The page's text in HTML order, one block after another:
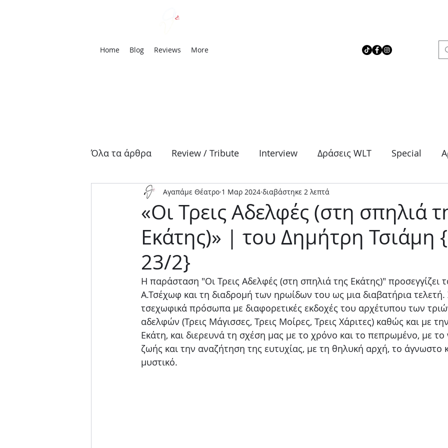
Home Blog Reviews More
Όλα τα άρθρα Review / Tribute Interview Δράσεις WLT Special
Αρχαία Τραγωδία Δράμα Θρίλερ Κοινωνικό
Μουσική παράσταση Παιδικό Stand up Φαντασίας Ψυχολογία
«Οι Τρεις Αδελφές (στη σπηλιά
Εκάτης)» | του Δημήτρη Τσιάμη
23/2}
Αγαπάμε Θέατρο 1 Μαρ 2024 διαβάστηκε 2 λεπτά
Η παράσταση "Οι Τρεις Αδελφές (στη σπηλιά της Εκάτης)" προσεγγίζει
Α.Τσέχωφ και τη διαδρομή των ηρωίδων του ως μια διαβατήρια τελετή.
τσεχωφικά πρόσωπα με διαφορετικές εκδοχές του αρχέτυπου των
αδελφών (Τρεις Μάγισσες, Τρεις Μοίρες, Τρεις Χάριτες) καθώς και με
Εκάτη, και διερευνά τη σχέση μας με το χρόνο και το πεπρωμένο, με
ζωής και την αναζήτηση της ευτυχίας, με τη θηλυκή αρχή, το άγνωστο
μυστικό.